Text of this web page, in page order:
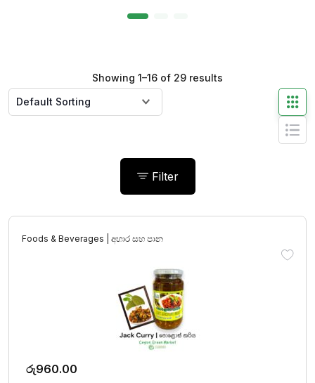
Showing 1–16 of 29 results
Filter
Foods & Beverages | අහාර සහ පාන
රු960.00